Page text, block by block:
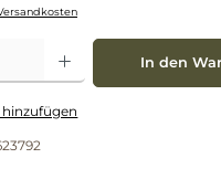
gewünschten Wert ein oder benutze
In den